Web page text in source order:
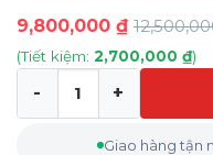
9,800,000 ₫
(Tiết kiệm: 2,700,000 ₫)
Máy ép chậm Hurom
Giao hàng tận